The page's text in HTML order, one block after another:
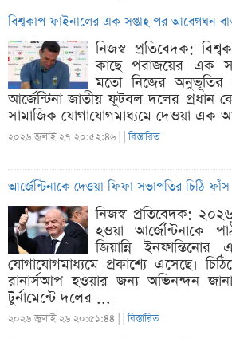
বিশ্বকাপ ফাইনালের এক সপ্তাহ পর আবেগঘন
নিজস্ব প্রতিবেদক:
কাছে পরাজয়ের এক
মতো নিজের অনুভূতির
আর্জেন্টিনা জাতীয় ফুটবল দলের প্রধান
সামাজিক যোগাযোগমাধ্যমে দেওয়া এক
২০২৬ জুলাই ২৭ ২০:৫২:৪৬ | |বিস্তারিত
আর্জেন্টিনাকে দেওয়া ফিফা সভাপতির চিঠি ফাঁস
নিজস্ব প্রতিবেদক:
হওয়া আর্জেন্টিনাকে
জিয়ান্নি
যোগাযোগমাধ্যমে প্রকাশ্যে এসেছে।
রানার্সআপ হওয়ার জন্য অভিনন্দন
টুর্নামেন্টে দলের ...
২০২৬ জুলাই ২৬ ২০:৫১:৪৪ | |বিস্তারিত